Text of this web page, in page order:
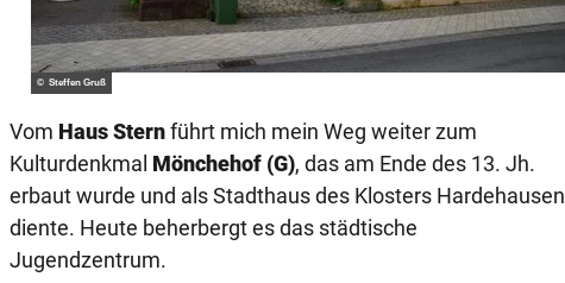
© Steffen Gruß
Vom Haus Sternführt mich mein Weg weiter zum
Kulturdenkmal Mönchehof (G), das am Ende des 13. Jh.
erbaut wurde und als Stadthaus des Klosters Hardehausen
diente. Heute beherbergt es das städtische
Jugendzentrum.